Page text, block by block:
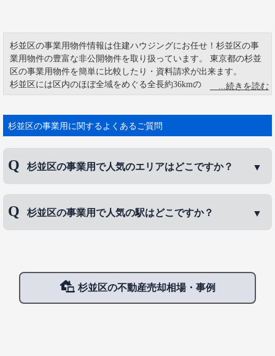
杉並区の事業用物件情報は住建ハウジングにお任せ！杉並区の事
業用物件の豊富な非公開物件を取り扱っています。 東京都の杉並
区の事業用物件を簡単に比較したり・資料請求が出来ます。
杉並区には区内のほぼ全域をめぐる全長約36kmの「知る区ロー
ド」という散策路があ ります。もともと は防災まちづくりの視点
施設などを巡 れるようルートが設定されています。「中将 通り」
は、現在の中央図書館から荻窪団地に抜けるあたり に帝国陸海軍
といえば80年代にテレビ や映 画で話題になった「荻窪ラーメ
ン」。荻窪駅周辺のラーメン屋で提供されるラーメン の総称で、
高円寺はいち早く新しい文化を発信し始めた街です。まず、フォ
てきました。 ７０年代に入ると、全国のフォーク好きでムービン
を知らない者はいないほどの有名 店になりました。 家賃や物価の
安かった高円寺だからこそ、お金のないシンガーたちも住みやす
杉並区の事業用に関するよくあるご質問
杉並区の事業用で人気のエリアはどこですか？
久我山などです。
杉並区の事業用で人気の駅はどこですか？
杉並区の不動産売却相場・事例